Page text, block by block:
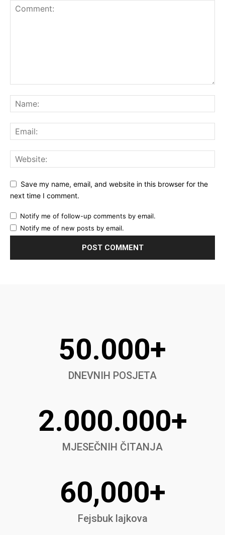
Save my name, email, and website in this browser for the
next time I comment.
Notify me of follow-up comments by email.
Notify me of new posts by email.
50.000+
DNEVNIH POSJETA
2.000.000+
MJESEČNIH ČITANJA
60,000+
Fejsbuk lajkova